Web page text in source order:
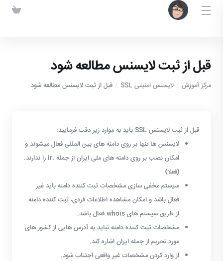
قبل از ثبت لایسنس مطالعه شود
مرکز آموزش لایسنس امنیتی SSL قبل از ثبت لایسنس مطالعه شود
قبل از ثبت لایسنس SSL باید به موارد زیر دقت فرمایید:
لایسنس ها تنها بر روی دامنه های بین المللی فعال میشوند و
امکان نصب بر روی دامنه های ملی ایران از جمله .ir را ندارند.
(فعلا)
سیستم مخفی سازی مشخصات ثبت کننده دامنه باید غیر
فعال باشد و امکان مشاهده اطلاعات فردی، ثبت کننده دامنه
از طریق سیستم های whois فعال باشد.
مشخصات ثبت کننده دامنه نباید به آدرس هایی از کشور های
مورد تحریم از جمله ایران اشاره کند.
از وارد کردن مشخصات غیر واقعی اجتناب شود.